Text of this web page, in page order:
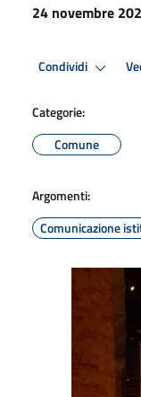
24 novembre
Condividi
Categorie:
Comune
Argomenti:
Comunicazione